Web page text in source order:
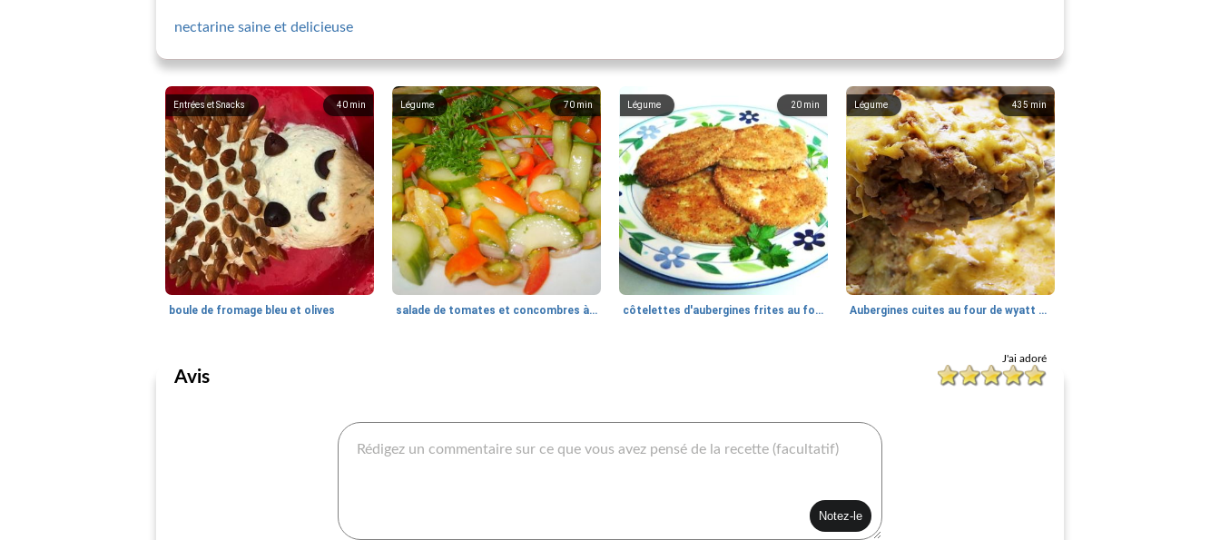
nectarine saine et delicieuse
40 min
Entrées et Snacks
boule de fromage bleu et olives
70 min
Légume
salade de tomates et concombres à la menthe
20 min
Légume
côtelettes d'aubergines frites au four
435min
Légume
Aubergines cuites au four de wyatt cafeteria
J'ai adoré
Avis